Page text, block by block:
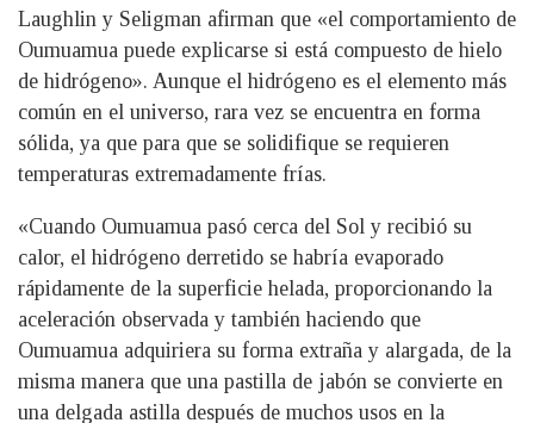
Laughlin y Seligman afirman que «el comportamiento de
Oumuamua puede explicarse si está compuesto de hielo
de hidrógeno». Aunque el hidrógeno es el elemento más
común en el universo, rara vez se encuentra en forma
sólida, ya que para que se solidifique se requieren
temperaturas extremadamente frías.
«Cuando Oumuamua pasó cerca del Sol y recibió su
calor, el hidrógeno derretido se habría evaporado
rápidamente de la superficie helada, proporcionando la
aceleración observada y también haciendo que
Oumuamua adquiriera su forma extraña y alargada, de la
misma manera que una pastilla de jabón se convierte en
una delgada astilla después de muchos usos en la